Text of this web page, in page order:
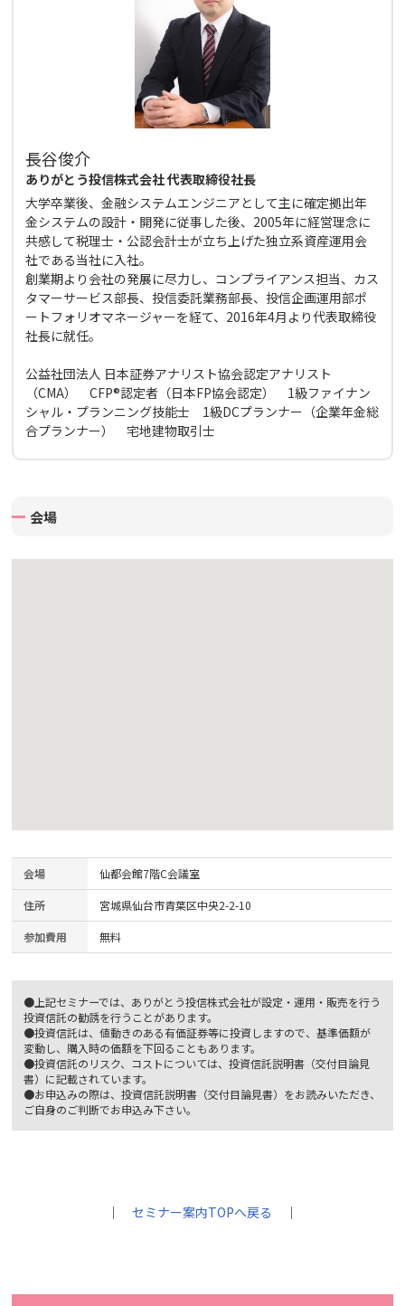
長谷俊介
ありがとう投信株式会社 代表取締役社長
大学卒業後、金融システムエンジニアとして主に確定拠出年
金システムの設計・開発に従事した後、2005年に経営理念に
共感して税理士・公認会計士が立ち上げた独立系資産運用会
社である当社に入社。
創業期より会社の発展に尽力し、コンプライアンス担当、カス
タマーサービス部長、投信委託業務部長、投信企画運用部ポ
ートフォリオマネージャーを経て、2016年4月より代表取締役
社長に就任。
公益社団法人 日本証券アナリスト協会認定アナリスト
（CMA） CFP®認定者（日本FP協会認定） 1級ファイナン
シャル・プランニング技能士 1級DCプランナー（企業年金総
合プランナー） 宅地建物取引士
会場
会場 仙都会館7階C会議室
住所 宮城県仙台市青葉区中央2-2-10
参加費用 無料
●上記セミナーでは、ありがとう投信株式会社が設定・運用・販売を行う
投資信託の勧誘を行うことがあります。
●投資信託は、値動きのある有価証券等に投資しますので、基準価額が
変動し、購入時の価額を下回ることもあります。
●投資信託のリスク、コストについては、投資信託説明書（交付目論見
書）に記載されています。
●お申込みの際は、投資信託説明書（交付目論見書）をお読みいただき、
ご自身のご判断でお申込み下さい。
｜セミナー案内TOPへ戻る ｜